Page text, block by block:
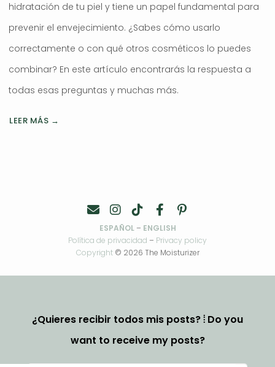
hidratación de tu piel y tiene un papel fundamental para
prevenir el envejecimiento. ¿Sabes cómo usarlo
correctamente o con qué otros cosméticos lo puedes
combinar? En este artículo encontrarás la respuesta a
todas esas preguntas y muchas más.
LEER MÁS →
ESPAÑOL– ENGLISH
Política de privacidad – Privacy policy
Copyright© 2026 The Moisturizer
¿Quieres recibir todos mis posts? ⦙ Do you
want to receive my posts?